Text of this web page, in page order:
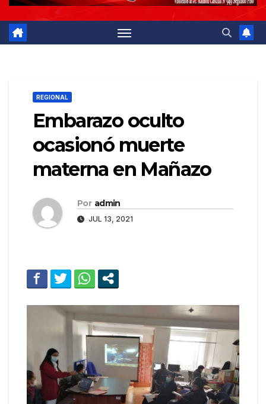
REGIONAL
Embarazo oculto
ocasionó muerte
materna en Mañazo
Por admin
JUL 13, 2021